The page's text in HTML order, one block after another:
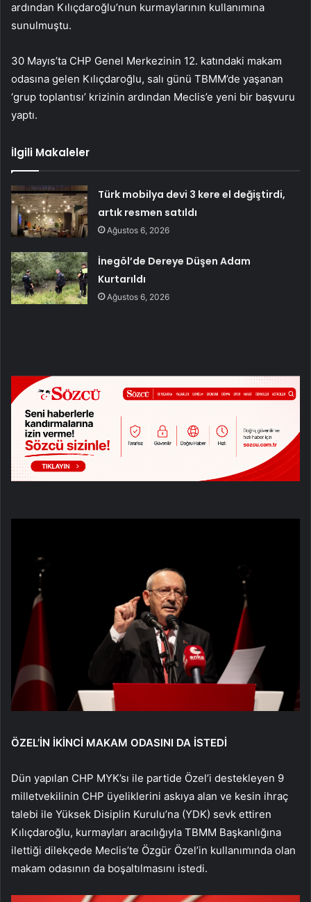
ardından Kılıçdaroğlu’nun kurmaylarının kullanımına
sunulmuştu.
30 Mayıs’ta CHP Genel Merkezinin 12. katındaki makam
odasına gelen Kılıçdaroğlu, salı günü TBMM’de yaşanan
‘grup toplantısı’ krizinin ardından Meclis’e yeni bir başvuru
yaptı.
İlgili Makaleler
Türk mobilya devi 3 kere el değiştirdi,
artık resmen satıldı
Ağustos 6, 2026
İnegöl’de Dereye Düşen Adam
Kurtarıldı
Ağustos 6, 2026
ÖZEL’İN İKİNCİ MAKAM ODASINI DA İSTEDİ
Dün yapılan CHP MYK’sı ile partide Özel’i destekleyen 9
milletvekilinin CHP üyeliklerini askıya alan ve kesin ihraç
talebi ile Yüksek Disiplin Kurulu’na (YDK) sevk ettiren
Kılıçdaroğlu, kurmayları aracılığıyla TBMM Başkanlığına
ilettiği dilekçede Meclis’te Özgür Özel’in kullanımında olan
makam odasının da boşaltılmasını istedi.